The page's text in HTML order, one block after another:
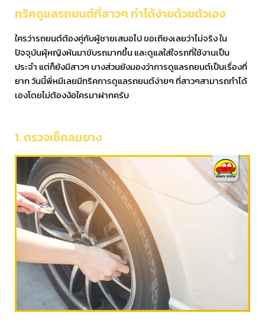
ทริคดูแลรถยนต์ที่สาวๆ ทำได้ง่ายด้วยตัวเอง
ใครว่ารถยนต์ต้องคู่กับผู้ชายเสมอไป ขอเถียงเลยว่าไม่จริง ใน
ปัจจุบันผุ้หญิงหันมาขับรถมากขึ้น และดูแลใส่ใจรถที่ใช้งานเป็น
ประจำ แต่ก็ยังมีสาวๆ บางส่วนยังมองว่าการดูแลรถยนต์เป็นเรื่องที่
ยาก วันนี้พี่หมีเลยมีทริคการดูแลรถยนต์ง่ายๆ ที่สาวๆสามารถทำได้
เองโดยไม่ต้องง้อใครมาฝากครับ
1. ตรวจเช็คลมยาง